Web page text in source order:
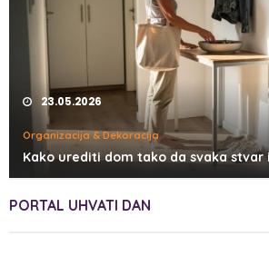
23.05.2026
Organizacija & Dekoracija
Kako urediti dom tako da svaka stvar
PORTAL UHVATI DAN